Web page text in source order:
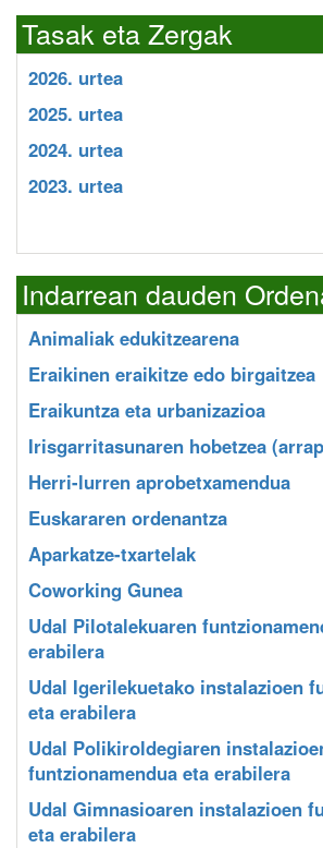
Tasak eta Zergak
2026. urtea
2025. urtea
2024. urtea
2023. urtea
Indarrean dauden
Animaliak edukitzearena
Eraikinen eraikitze edo birgaitzea
Eraikuntza eta urbanizazioa
Irisgarritasunaren hobetzea
Herri-lurren aprobetxamendua
Euskararen ordenantza
Aparkatze-txartelak
Coworking Gunea
Udal Pilotalekuaren
erabilera
Udal Igerilekuetako instalazioen
eta erabilera
Udal Polikiroldegiaren
funtzionamendua eta erabilera
Udal Gimnasioaren instalazioen
eta erabilera